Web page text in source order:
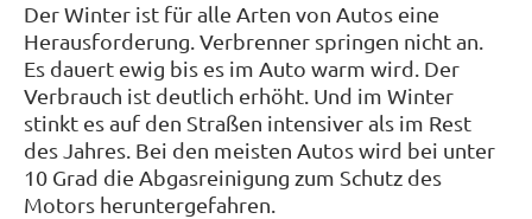
Der Winter ist für alle Arten von Autos eine
Herausforderung. Verbrenner springen nicht an.
Es dauert ewig bis es im Auto warm wird. Der
Verbrauch ist deutlich erhöht. Und im Winter
stinkt es auf den Straßen intensiver als im Rest
des Jahres. Bei den meisten Autos wird bei unter
10 Grad die Abgasreinigung zum Schutz des
Motors heruntergefahren.